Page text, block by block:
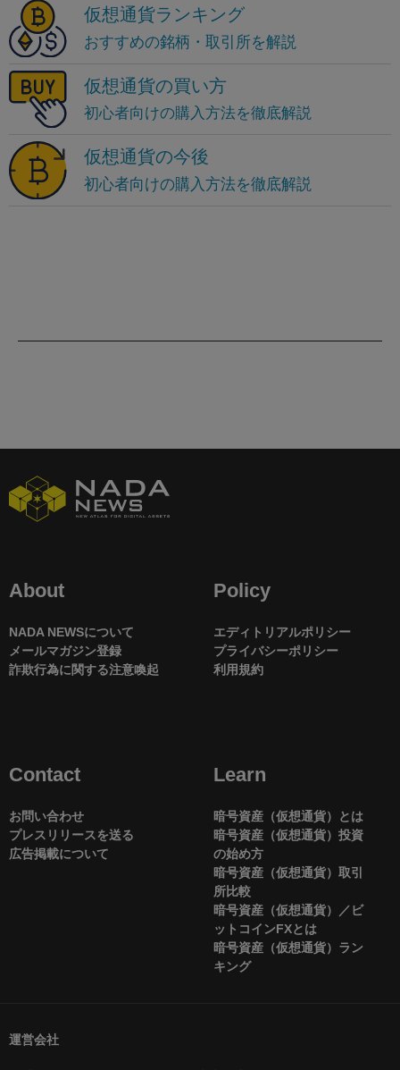
About
NADA NEWSについて
メールマガジン登録
詐欺行為に関する注意喚起
Policy
エディトリアルポリシー
プライバシーポリシー
利用規約
Contact
お問い合わせ
プレスリリースを送る
広告掲載について
Learn
暗号資産（仮想通貨）とは
暗号資産（仮想通貨）投資
の始め方
暗号資産（仮想通貨）取引
所比較
暗号資産（仮想通貨）／ビ
ットコインFXとは
暗号資産（仮想通貨）ラン
キング
運営会社